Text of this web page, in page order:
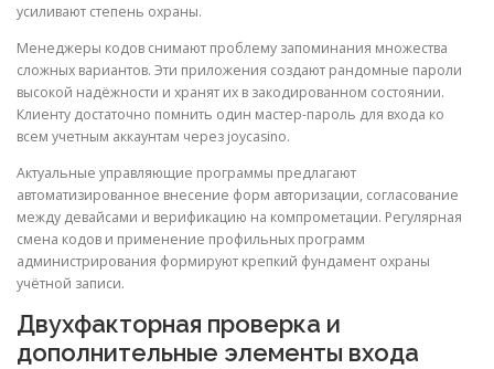
усиливают степень охраны.
Менеджеры кодов снимают проблему запоминания множества
сложных вариантов. Эти приложения создают рандомные пароли
высокой надёжности и хранят их в закодированном состоянии.
Клиенту достаточно помнить один мастер-пароль для входа ко
всем учетным аккаунтам через joycasino.
Актуальные управляющие программы предлагают
автоматизированное внесение форм авторизации, согласование
между девайсами и верификацию на компрометации. Регулярная
смена кодов и применение профильных программ
администрирования формируют крепкий фундамент охраны
учётной записи.
Двухфакторная проверка и
дополнительные элементы входа